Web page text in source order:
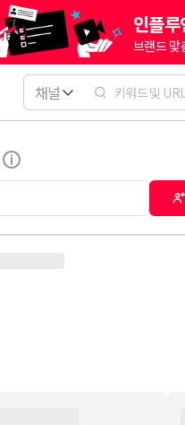
인플
브랜드
채널